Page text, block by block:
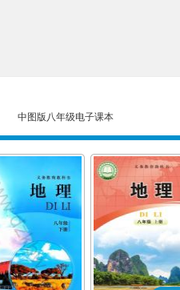
中图版八年级电子课本